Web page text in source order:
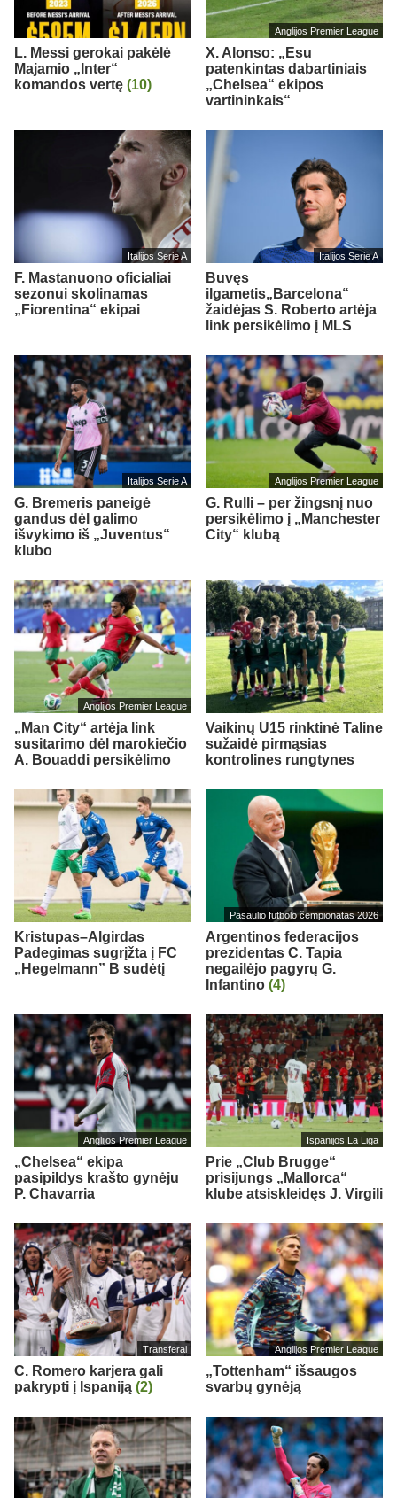
L. Messi gerokai pakėlė
Majamio „Inter“
komandos vertę (10)
Anglijos Premier League
X. Alonso: „Esu
patenkintas dabartiniais
„Chelsea“ ekipos
vartininkais“
Italijos Serie A
F. Mastanuono oficialiai
sezonui skolinamas
„Fiorentina“ ekipai
Italijos Serie A
Buvęs
ilgametis„Barcelona“
žaidėjas S. Roberto artėja
link persikėlimo į MLS
Italijos Serie A
G. Bremeris paneigė
gandus dėl galimo
išvykimo iš „Juventus“
klubo
Anglijos Premier League
G. Rulli – per žingsnį nuo
persikėlimo į „Manchester
City“ klubą
Anglijos Premier League
„Man City“ artėja link
susitarimo dėl marokiečio
A. Bouaddi persikėlimo
Vaikinų U15 rinktinė Taline
sužaidė pirmąsias
kontrolines rungtynes
Kristupas–Algirdas
Padegimas sugrįžta į FC
„Hegelmann” B sudėtį
Pasaulio futbolo čempionatas 2026
Argentinos federacijos
prezidentas C. Tapia
negailėjo pagyrų G.
Infantino (4)
Anglijos Premier League
„Chelsea“ ekipa
pasipildys krašto gynėju
P. Chavarria
Ispanijos La Liga
Prie „Club Brugge“
prisijungs „Mallorca“
klube atsiskleidęs J. Virgili
Transferai
C. Romero karjera gali
pakrypti į Ispaniją (2)
Anglijos Premier League
„Tottenham“ išsaugos
svarbų gynėją